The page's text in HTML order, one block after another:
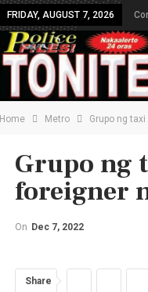
FRIDAY, AUGUST 7, 2026
Home Metro Grupo ng
Grupo ng
foreigner
On Dec 7, 2022
Share